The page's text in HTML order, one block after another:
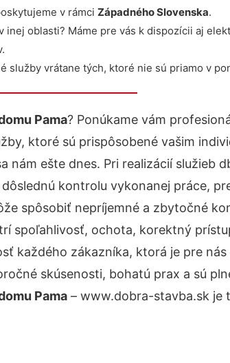
v rámci Západného Slovenska.
inej oblasti? Máme pre vás k dispozícii aj
služby vrátane tých, ktoré nie sú priamo v
Pama? Ponúkame vám
ktoré sú prispôsobené vašim
nám ešte dnes. Pri realizácií služieb
kontrolu vykonanej práce,
spôsobiť nepríjemné a zbytočné
spoľahlivosť, ochota, korektný
každého zákazníka, ktorá je pre
skúsenosti, bohatú prax a sú
Pama – www.dobra-stavba.sk je